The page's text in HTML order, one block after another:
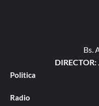
Bs.
DIRECTOR:
Politica
Radio